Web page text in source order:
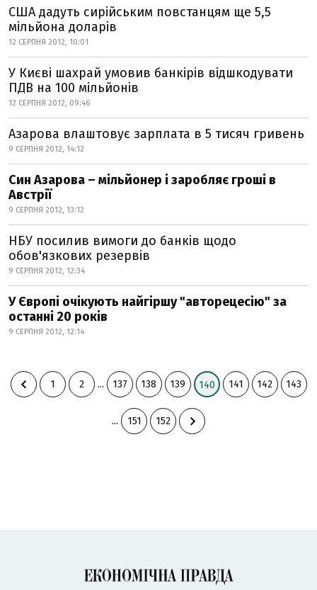
США дадуть сирійським повстанцям ще 5,5
мільйона доларів
12 СЕРПНЯ 2012, 10:01
У Києві шахрай умовив банкірів відшкодувати
ПДВ на 100 мільйонів
12 СЕРПНЯ 2012, 09:46
Азарова влаштовує зарплата в 5 тисяч гривень
9 СЕРПНЯ 2012, 14:12
Син Азарова – мільйонер і заробляє гроші в
Австрії
9 СЕРПНЯ 2012, 13:12
НБУ посилив вимоги до банків щодо
обов'язкових резервів
9 СЕРПНЯ 2012, 12:34
У Європі очікують найгіршу "авторецесію" за
останні 20 років
9 СЕРПНЯ 2012, 12:14
1 2 ... 137 138 139 140 141 142 143
... 151 152